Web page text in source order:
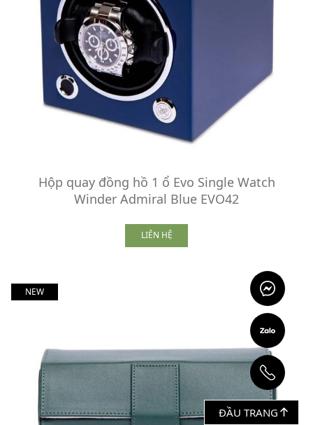
Hộp quay đồng hồ 1 ổ Evo Single Watch
Winder Admiral Blue EVO42
LIÊN HỆ
NEW
ĐẦU TRANG